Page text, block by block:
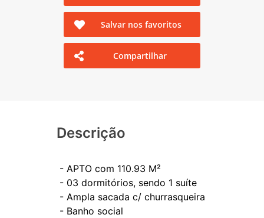
Salvar nos favoritos
Compartilhar
Descrição
- APTO com 110.93 M²
- ⁠03 dormitórios, sendo 1 suíte
- ⁠Ampla sacada c/ churrasqueira
- ⁠Banho social